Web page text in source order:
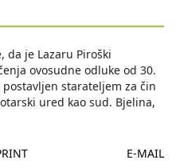
da je Lazaru Piroški
ovosudne odluke od 30.
starateljem za čin
ured kao sud. Bjelina,
E-MAIL